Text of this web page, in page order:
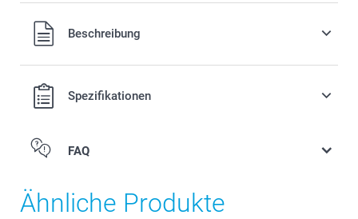
Alle Preise verstehen sich in EURO (€) inkl. MwSt. und zzgl.
Versandkosten.
Anzahl Stückpreis
1 - 4
Beschreibung
Spezifikationen
FAQ
Ähnliche Produkte